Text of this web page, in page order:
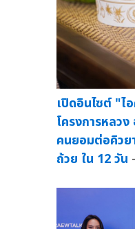
เปิดอินไซต์ "ไ
โครงการหลว
คนยอมต่อคิวย
ถ้วย ใน 12 วัน